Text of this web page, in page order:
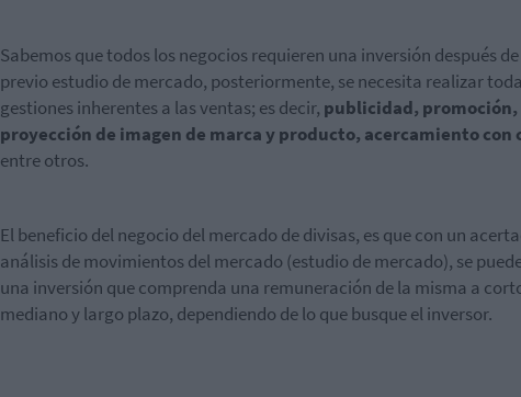
Sabemos que todos los negocios requieren una inversión después
previo estudio de mercado, posteriormente, se necesita realizar
gestiones inherentes a las ventas; es decir, publicidad, promoción,
proyección de imagen de marca y producto, acercamiento con
entre otros.
El beneficio del negocio del mercado de divisas, es que con un
análisis de movimientos del mercado (estudio de mercado), se
una inversión que comprenda una remuneración de la misma a
mediano y largo plazo, dependiendo de lo que busque el inversor.